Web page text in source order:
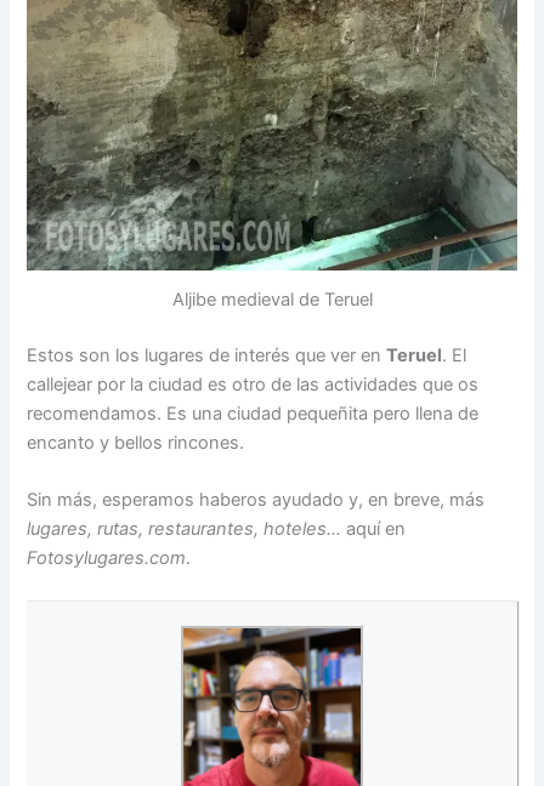
Aljibe medieval de Teruel
Estos son los lugares de interés que ver enTeruel. El
callejear por la ciudad es otro de las actividades que os
recomendamos. Es una ciudad pequeñita pero llena de
encanto y bellos rincones.
Sin más, esperamos haberos ayudado y, en breve, más
lugares, rutas, restaurantes, hoteles… aquí en
Fotosylugares.com.